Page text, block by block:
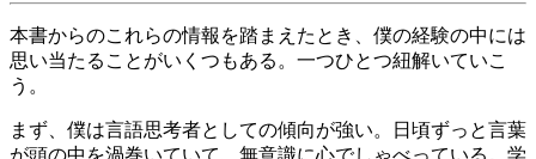
本書からのこれらの情報を踏まえたとき、僕の経験の中には
思い当たることがいくつもある。一つひとつ紐解いていこ
う。
まず、僕は言語思考者としての傾向が強い。日頃ずっと言葉
が頭の中を渦巻いていて、無意識に心でしゃべっている。学